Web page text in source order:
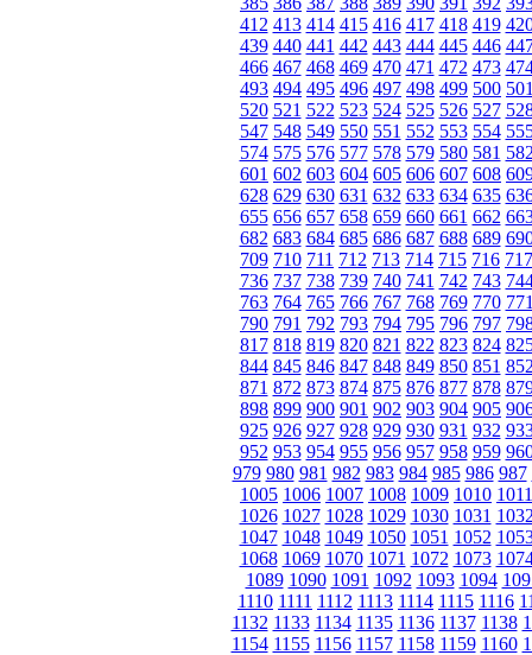
412 413 414 415 416 417 418 419
439 440 441 442 443 444 445 446
466 467 468 469 470 471 472 473
493 494 495 496 497 498 499 500
520 521 522 523 524 525 526 527
547 548 549 550 551 552 553 554
574 575 576 577 578 579 580 581
601 602 603 604 605 606 607 608
628 629 630 631 632 633 634 635
655 656 657 658 659 660 661 662
682 683 684 685 686 687 688 689
709 710 711 712 713 714 715 716 717
736 737 738 739 740 741 742 743
763 764 765 766 767 768 769 770
790 791 792 793 794 795 796 797
817 818 819 820 821 822 823 824
844 845 846 847 848 849 850 851
871 872 873 874 875 876 877 878
898 899 900 901 902 903 904 905
925 926 927 928 929 930 931 932
952 953 954 955 956 957 958 959
979 980 981 982 983 984 985 986 987
1005 1006 1007 1008 1009 1010 1011
1026 1027 1028 1029 1030 1031
1047 1048 1049 1050 1051 1052
1068 1069 1070 1071 1072 1073
1089 1090 1091 1092 1093 1094
1110 1111 1112 1113 1114 1115 1116
1132 1133 1134 1135 1136 1137 1138
1154 1155 1156 1157 1158 1159 1160